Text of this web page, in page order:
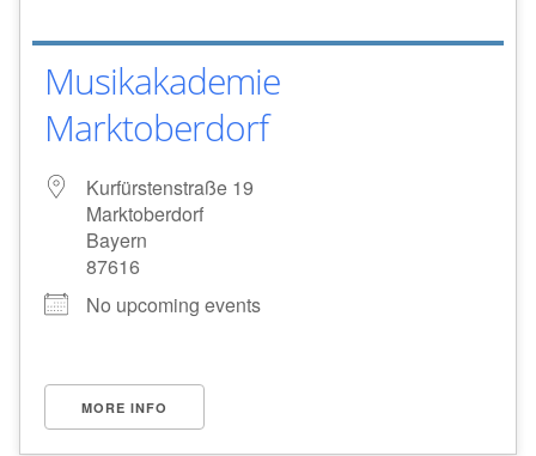
Musikakademie
Marktoberdorf
Kurfürstenstraße 19
Marktoberdorf
Bayern
87616
No upcoming events
MORE INFO